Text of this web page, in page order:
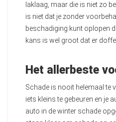
laklaag, maar die is niet zo
is niet dat je zonder
beschadiging kunt oplopen
kans is wel groot dat er
Het allerbeste
Schade is nooit helemaal te
iets kleins te gebeuren en je
auto in de winter schade